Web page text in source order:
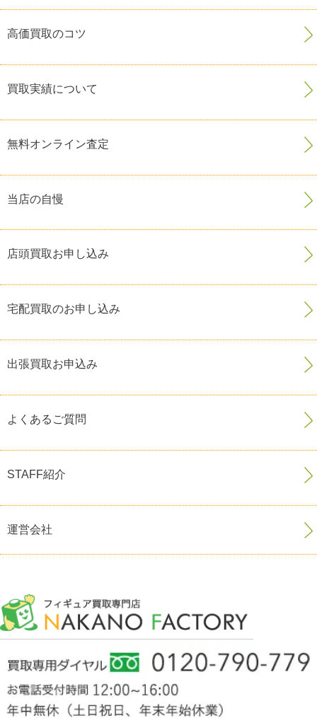
高価買取のコツ
買取実績について
無料オンライン査定
当店の自慢
店頭買取お申し込み
宅配買取のお申し込み
出張買取お申込み
よくあるご質問
STAFF紹介
運営会社